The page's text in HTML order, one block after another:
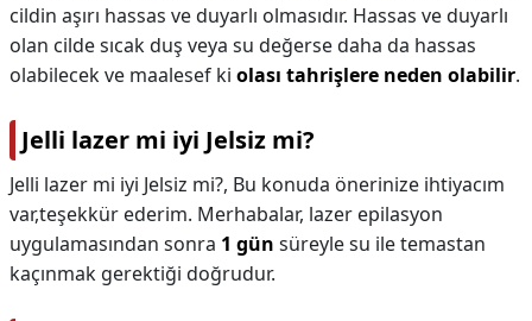
cildin aşırı hassas ve duyarlı olmasıdır. Hassas ve duyarlı
olan cilde sıcak duş veya su değerse daha da hassas
olabilecek ve maalesef ki olası tahrişlere neden olabilir.
Jelli lazer mi iyi Jelsiz mi?
Jelli lazer mi iyi Jelsiz mi?, Bu konuda önerinize ihtiyacım
var,teşekkür ederim. Merhabalar, lazer epilasyon
uygulamasından sonra 1 gün süreyle su ile temastan
kaçınmak gerektiği doğrudur.